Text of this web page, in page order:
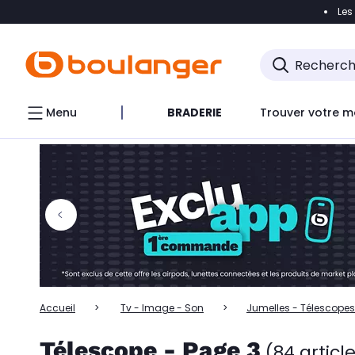
Accéder
Accéder directement au chatbot
Menu BRADERIE Trouver votre
Accueil Tv - Image - Son Jumelles - Télescopes